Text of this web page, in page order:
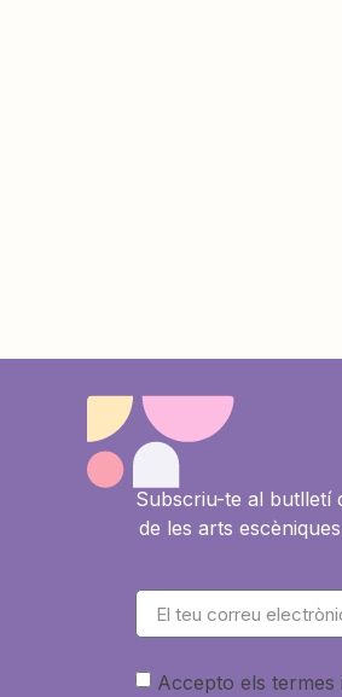
Subscriu-te al butlletí
de les arts
Accepto els termes